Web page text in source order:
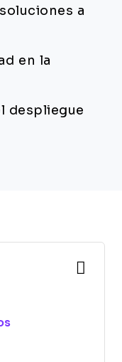
a
en la
despliegue